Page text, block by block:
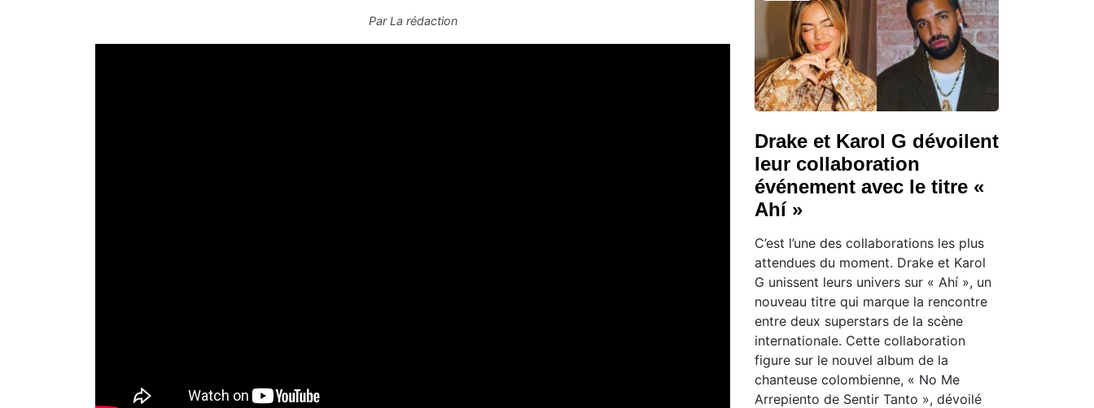
ParLa rédaction
Drake et Karol G dévoilent
leur collaboration
événement avec le titre «
Ahí »
C’est l’une des collaborations les plus
attendues du moment. Drake et Karol
G unissent leurs univers sur « Ahí », un
nouveau titre qui marque la rencontre
entre deux superstars de la scène
internationale. Cette collaboration
figure sur le nouvel album de la
chanteuse colombienne, « No Me
Arrepiento de Sentir Tanto », dévoilé